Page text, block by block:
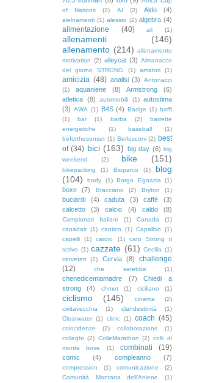
of Nations
(2) AI (2) Aldo (4)
alelnamenti (1) alessio (2) algebra (4)
alimentazione (40) all (1)
allenamenti
(146)
allenamento (214) allenamento
motivation (2) alleycat (3) Almanacco
del giorno STRONG
(1) amatori (1)
amicizia (48) analisi (3)
Antonacci
(1)
aquaniene (8) Armstrong
(6)
atletica (8) automobili (1) autostima
(3) AWA (1) B4S (4) Badge (1) baffi
(1)
bar (1) barba (2)
barrette
energetiche
(1) baseball
(1)
beforthesunset (1) Berlusconi (2) best
of (34) bici (163) big day (6) big
weekend
(2) bike (151)
bikepacking (1) Bioparco (1)
blog
(104)
body (1) Borgo Egnazia (1)
boxe (7) Bracciano (2) Bryton (1)
buciardi (4) caduta (3) caffè
(3)
calcetto
(3) calcio (4) caldo (8)
Campionati Italiani (1) Canada
(1)
canadair (1) cantico (1) Capalbio
(1)
capelli
(1) cardio (1)
caro Strong ti
scrivo (1) cazzate (61) Cecilia (1)
cerveteri
(2) Cervia (8)
challenge
(12)
che sarebbe (1)
chenedicemiamadre (7)
Chiedi a
strong
(4) chmet (1) ciciliano (1)
ciclismo (145) cinema
(2)
civitavecchia
(1) clandestinità
(1)
Clearwater (1) clinic (1) coach (45)
coincidenze (2) collaborazione
(1)
colleghi (2) ColleMarathon (2) colli di
monte bove
(1) combinati (19)
comic (4) compleanno (7)
compression (1) comunicazione
(2)
Comunità Montana dell'Aniene
(1)